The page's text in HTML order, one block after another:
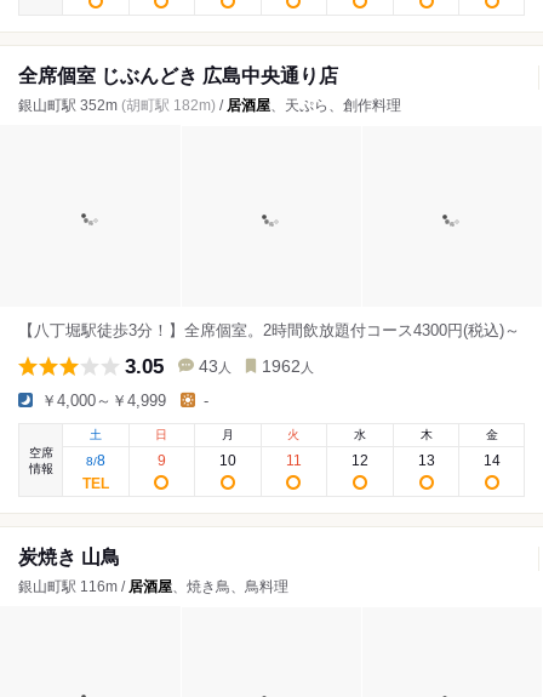
全席個室 じぶんどき 広島中央通り店
銀山町駅 352m (胡町駅 182m) / 居酒屋、天ぷら、創作料理
【八丁堀駅徒歩3分！】全席個室。2時間飲放題付コース4300円(税込)～
3.05 43 人 1962 人
￥4,000～￥4,999 -
空席
情報
土
8/8
日
9
月
10
火
11
水
12
木
13
金
14
炭焼き 山鳥
銀山町駅 116m / 居酒屋、焼き鳥、鳥料理